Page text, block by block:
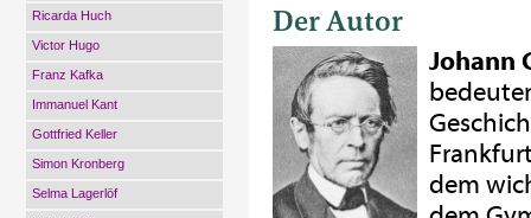
Ricarda Huch
Victor Hugo
Franz Kafka
Immanuel Kant
Gottfried Keller
Simon Kronberg
Selma Lagerlöf
Der Autor
Johann
dem